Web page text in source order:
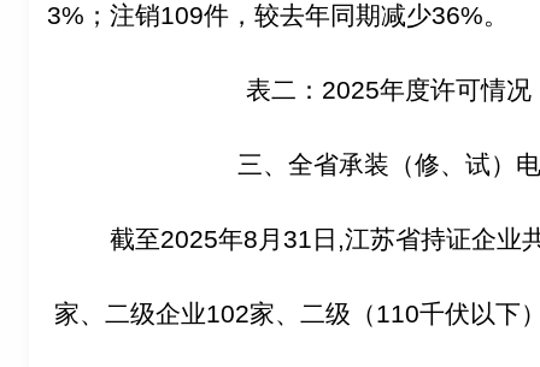
3%；注销109件，较去年同期减少36%。
表二：2025年度许可情
三、全省承装（修、试）
截至2025年8月31日,江苏省持证企业
家、二级企业102家、二级（110千伏以下